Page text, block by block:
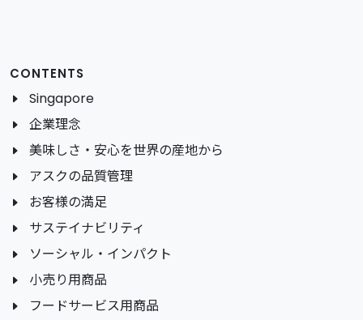
CONTENTS
Singapore
企業理念
美味しさ・安心を世界の産地から
アスクの品質管理
お客様の満足
サステイナビリティ
ソーシャル・インパクト
小売り用商品
フードサービス用商品